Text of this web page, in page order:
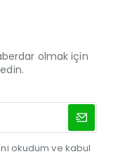
olmak için
okudum ve kabul